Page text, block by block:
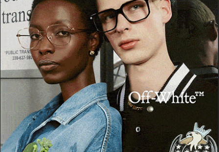
Cerca
Facebook
Threads
Instagram
X YouTube